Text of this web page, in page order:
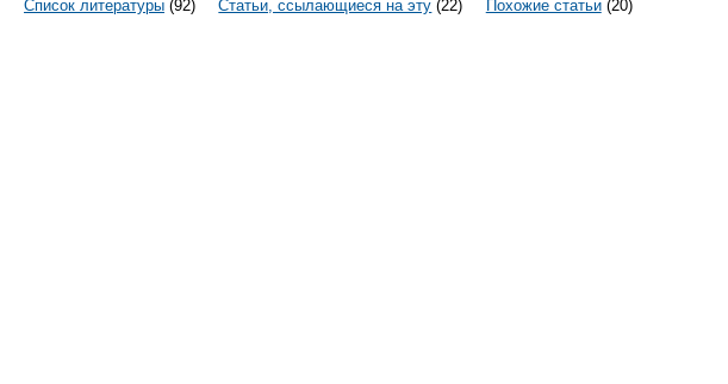
Список литературы (92) Статьи, ссылающиеся на эту (22) Похожие статьи(20)